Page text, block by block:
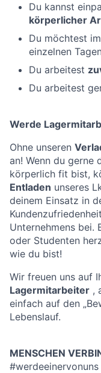
Du kannst
körperlicher
Du möchtest
einzelnen
Du arbeitest
Du arbeitest
Werde
Ohne unseren
an! Wenn du gerne
körperlich fit bist,
Entladen unseres
deinem Einsatz in
Unternehmens bei.
oder Studenten
wie du bist!
Wir freuen uns auf
Lagermitarbeiter ,
einfach auf den
Lebenslauf.
MENSCHEN
#werdeeinervonuns